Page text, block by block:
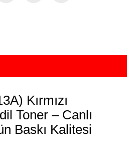
Kırmızı
Toner – Canlı
Baskı Kalitesi